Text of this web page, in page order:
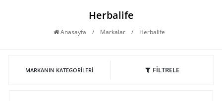
Herbalife
Anasayfa / Markalar / Herbalife
MARKANIN KATEGORILERI FİLTRELE